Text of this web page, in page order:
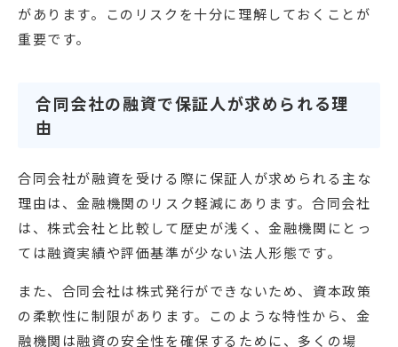
があります。このリスクを十分に理解しておくことが
重要です。
合同会社の融資で保証人が求められる理
由
合同会社が融資を受ける際に保証人が求められる主な
理由は、金融機関のリスク軽減にあります。合同会社
は、株式会社と比較して歴史が浅く、金融機関にとっ
ては融資実績や評価基準が少ない法人形態です。
また、合同会社は株式発行ができないため、資本政策
の柔軟性に制限があります。このような特性から、金
融機関は融資の安全性を確保するために、多くの場